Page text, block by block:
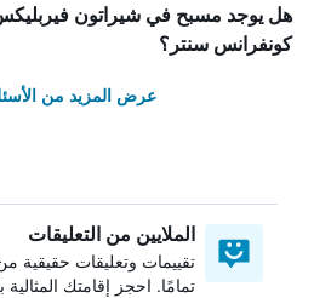
هل يوجد مسبح في شيراتون
كونفرانس سنتر؟
عرض المزيد من
الملايين من التعليقات
تقييمات وتعليقات حقيقية
تمامًا. احجز إقامتك